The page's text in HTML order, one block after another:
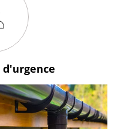
d'urgence